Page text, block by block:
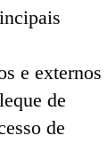
e externos
de
de